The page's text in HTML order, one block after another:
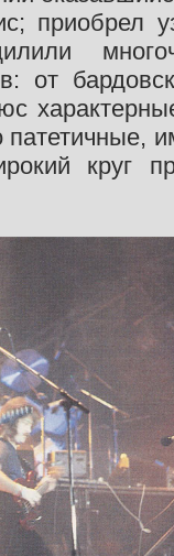
приобрел
от
круг